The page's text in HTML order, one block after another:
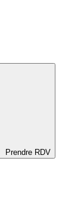
Prendre RDV